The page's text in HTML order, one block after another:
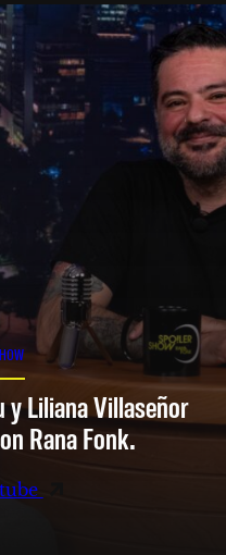
y Liliana Villaseñor
Rana Fonk.